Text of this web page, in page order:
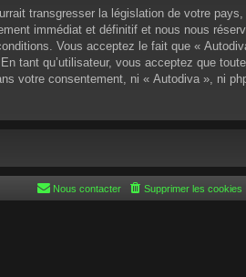
transgresser la législation de votre
immédiat et définitif et nous nous
Vous acceptez le fait que «
tant qu’utilisateur, vous acceptez que
votre consentement, ni « Autodiva », ni
Supprimer les cookies
Nous contacter